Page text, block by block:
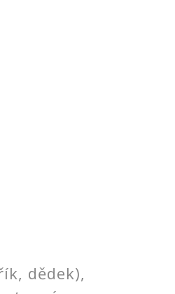
dědek),